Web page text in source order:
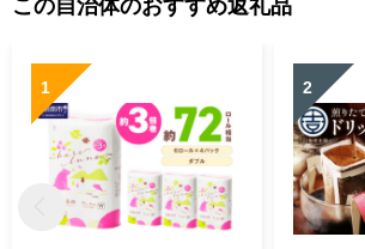
この自治体のおすすめ返礼品
1 2